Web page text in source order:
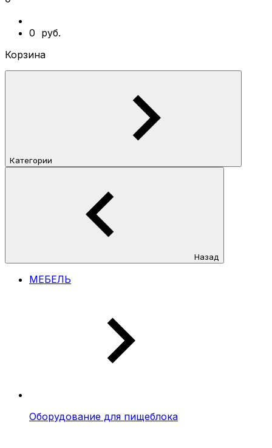
0 руб.
Корзина
Категории
Назад
МЕБЕЛЬ
Оборудование для пищеблока